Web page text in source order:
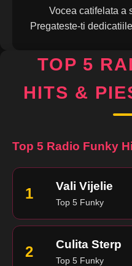
Vocea catifelata a
Pregateste-ti
TOP 5
HITS &
Top 5 Radio Funky
1 Vali Vijelie
Top 5 Funky
2 Culita Sterp
Top 5 Funky